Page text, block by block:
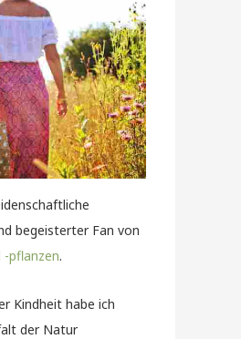
begeisterter Fan von
-pflanzen.
Kindheit habe ich
der Natur